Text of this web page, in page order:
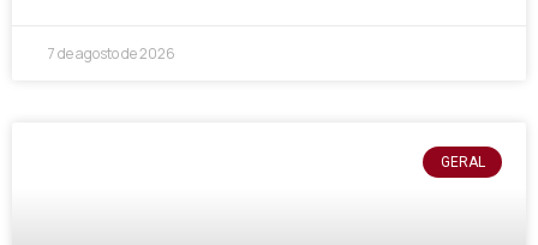
7 de agosto de 2026
GERAL